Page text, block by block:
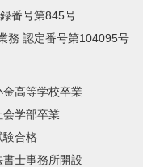
番号第845号
務 認定番号第104095号
高等学校卒業
会学部卒業
験合格
士事務所開設